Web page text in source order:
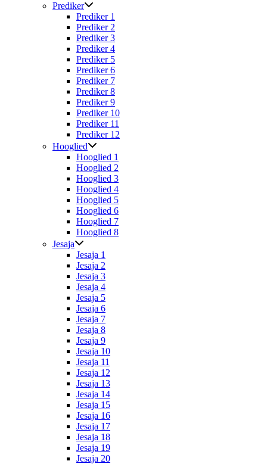
Prediker
Prediker 1
Prediker 2
Prediker 3
Prediker 4
Prediker 5
Prediker 6
Prediker 7
Prediker 8
Prediker 9
Prediker 10
Prediker 11
Prediker 12
Hooglied
Hooglied 1
Hooglied 2
Hooglied 3
Hooglied 4
Hooglied 5
Hooglied 6
Hooglied 7
Hooglied 8
Jesaja
Jesaja 1
Jesaja 2
Jesaja 3
Jesaja 4
Jesaja 5
Jesaja 6
Jesaja 7
Jesaja 8
Jesaja 9
Jesaja 10
Jesaja 11
Jesaja 12
Jesaja 13
Jesaja 14
Jesaja 15
Jesaja 16
Jesaja 17
Jesaja 18
Jesaja 19
Jesaja 20